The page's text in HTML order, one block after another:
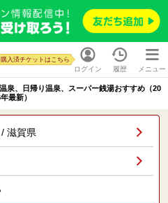
ログイン
購入済チケットはこちら
履歴 メニュー
泉、日帰り温泉、スーパー銭湯おすすめ（20
最新）
滋賀県